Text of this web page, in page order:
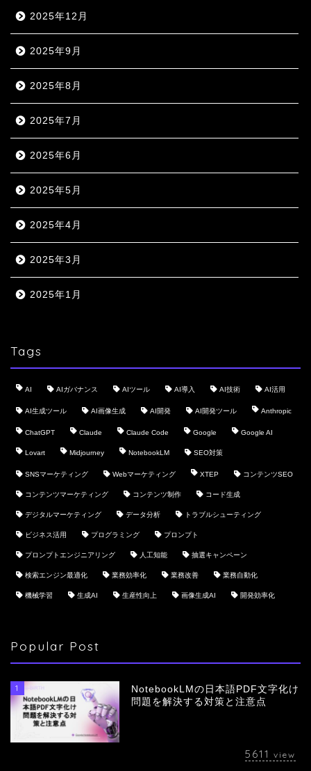
2025年12月
2025年9月
2025年8月
2025年7月
2025年6月
2025年5月
2025年4月
2025年3月
2025年1月
Tags
AI AIガバナンス AIツール AI導入 AI技術 AI活用
AI生成ツール AI画像生成 AI開発 AI開発ツール Anthropic
ChatGPT Claude Claude Code Google Google AI
Lovart Midjourney NotebookLM SEO対策
SNSマーケティング Webマーケティング XTEP コンテンツSEO
コンテンツマーケティング コンテンツ制作 コード生成
デジタルマーケティング データ分析 トラブルシューティング
ビジネス活用 プログラミング プロンプト
プロンプトエンジニアリング 人工知能 抽選キャンペーン
検索エンジン最適化 業務効率化 業務改善 業務自動化
機械学習 生成AI 生産性向上 画像生成AI 開発効率化
Popular Post
1
NotebookLMの日本語PDF文字化け
問題を解決する対策と注意点
5611 view